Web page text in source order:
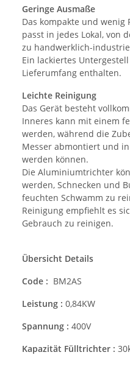
Geringe Ausmaße
Das kompakte und wenig
passt in jedes Lokal, von
zu handwerklich-
Ein lackiertes
Lieferumfang enthalten.
Leichte Reinigung
Das Gerät besteht
Inneres kann mit einem
werden, während die
Messer abmontiert und
werden können.
Die Aluminiumtrichter
werden, Schnecken und
feuchten Schwamm zu
Reinigung empfiehlt es
Gebrauch zu reinigen.
Übersicht Details
Code : BM2AS
Leistung : 0,84KW
Spannung : 400V
Kapazität Fülltrichter :